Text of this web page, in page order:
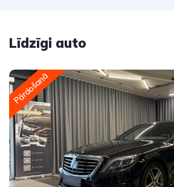
Līdzīgi auto
Pārdošanā